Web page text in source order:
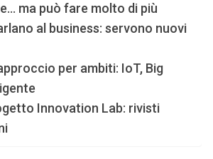
ma può fare molto di più
al business: servono nuovi
per ambiti: IoT, Big
Innovation Lab: rivisti